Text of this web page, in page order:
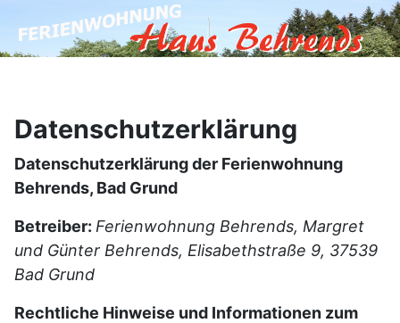
Datenschutzerklärung
Datenschutzerklärung der Ferienwohnung
Behrends, Bad Grund
Betreiber: Ferienwohnung Behrends, Margret
und Günter Behrends, Elisabethstraße 9, 37539
Bad Grund
Rechtliche Hinweise und Informationen zum